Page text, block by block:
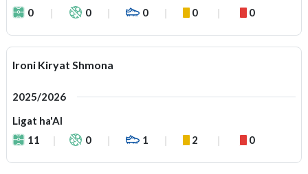
0
0 0 0 0
Ironi Kiryat Shmona
2025/2026
Ligat ha'Al
11
0 1 2 0